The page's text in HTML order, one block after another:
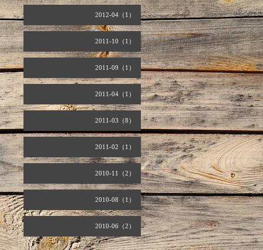
2012-04（1）
2011-10（1）
2011-09（1）
2011-04（1）
2011-03（8）
2011-02（1）
2010-11（2）
2010-08（1）
2010-06（2）